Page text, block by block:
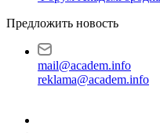
Предложить новость
mail@academ.info
reklama@academ.info